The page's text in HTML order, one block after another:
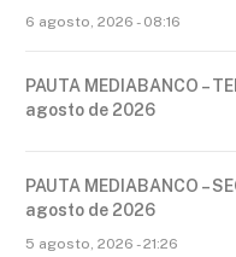
6 agosto, 2026 - 08:16
PAUTA MEDIABANCO –
agosto de 2026
PAUTA MEDIABANCO –
agosto de 2026
5 agosto, 2026 - 21:26